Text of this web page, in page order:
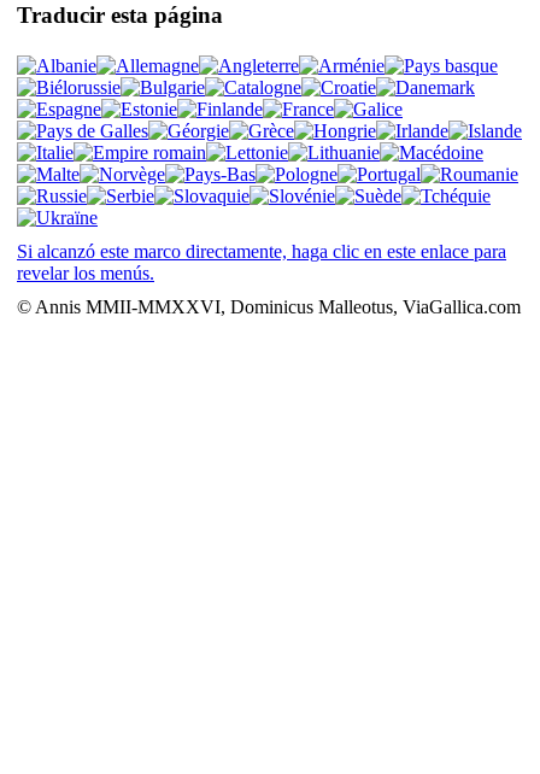
Traducir esta página
Si alcanzó este marco directamente, haga clic en este enlace para
revelar los menús.
© Annis MMII-MMXXVI, Dominicus Malleotus, ViaGallica.com